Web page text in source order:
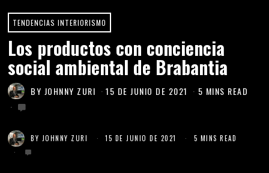
TENDENCIAS INTERIORISMO
Los productos con conciencia
social ambiental de Brabantia
BY JOHNNY ZURI 15 DE JUNIO DE 2021 5 MINS READ
BY JOHNNY ZURI 15 DE JUNIO DE 2021 5 MINS READ